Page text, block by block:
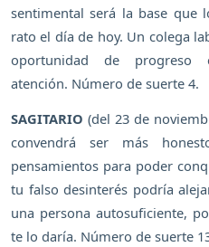
sentimental será la base que
rato el día de hoy. Un colega
oportunidad de progreso
atención. Número de suerte 4.
SAGITARIO (del 23 de
convendrá ser más
pensamientos para poder
tu falso desinterés podría
una persona autosuficiente,
te lo daría. Número de suerte